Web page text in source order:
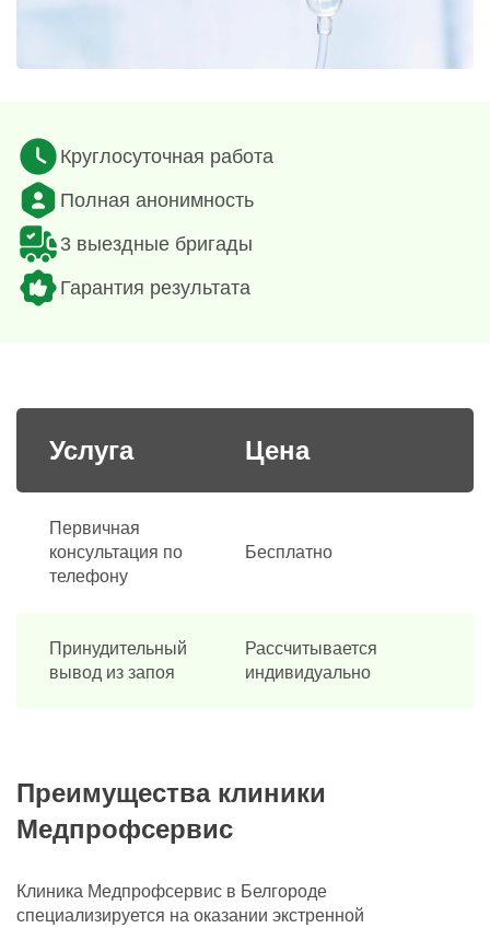
Круглосуточная работа
Полная анонимность
3 выездные бригады
Гарантия результата
Услуга Цена
Первичная
консультация по
телефону
Бесплатно
Принудительный
вывод из запоя
Рассчитывается
индивидуально
Преимущества клиники
Медпрофсервис
Клиника Медпрофсервис в Белгороде
специализируется на оказании экстренной